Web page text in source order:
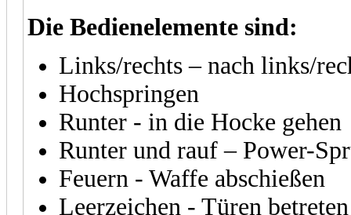
Die Bedienelemente sind:
Links/rechts – nach links/
Hochspringen
Runter - in die Hocke gehen
Runter und rauf – Power-
Feuern - Waffe abschießen
Leerzeichen - Türen betreten